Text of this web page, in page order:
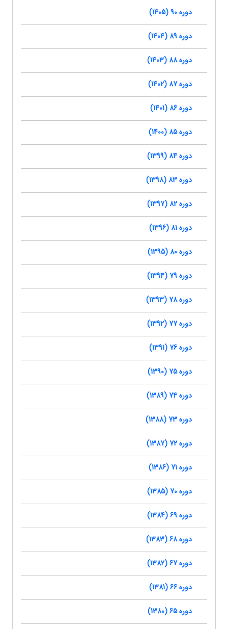
دوره 90 (1405)
دوره 89 (1404)
دوره 88 (1403)
دوره 87 (1402)
دوره 86 (1401)
دوره 85 (1400)
دوره 84 (1399)
دوره 83 (1398)
دوره 82 (1397)
دوره 81 (1396)
دوره 80 (1395)
دوره 79 (1394)
دوره 78 (1393)
دوره 77 (1392)
دوره 76 (1391)
دوره 75 (1390)
دوره 74 (1389)
دوره 73 (1388)
دوره 72 (1387)
دوره 71 (1386)
دوره 70 (1385)
دوره 69 (1384)
دوره 68 (1383)
دوره 67 (1382)
دوره 66 (1381)
دوره 65 (1380)